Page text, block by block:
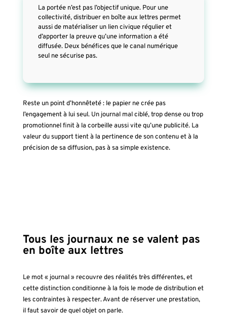
La portée n’est pas l’objectif unique. Pour une
collectivité, distribuer en boîte aux lettres permet
aussi de matérialiser un lien civique régulier et
d’apporter la preuve qu’une information a été
diffusée. Deux bénéfices que le canal numérique
seul ne sécurise pas.
Reste un point d’honnêteté : le papier ne crée pas
l’engagement à lui seul. Un journal mal ciblé, trop dense ou trop
promotionnel finit à la corbeille aussi vite qu’une publicité. La
valeur du support tient à la pertinence de son contenu et à la
précision de sa diffusion, pas à sa simple existence.
Tous les journaux ne se valent pas
en boîte aux lettres
Le mot « journal » recouvre des réalités très différentes, et
cette distinction conditionne à la fois le mode de distribution et
les contraintes à respecter. Avant de réserver une prestation,
il faut savoir de quel objet on parle.